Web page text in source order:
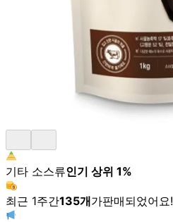
기타 소스류인기 상위 1%
최근 1주간135개가판매되었어요!